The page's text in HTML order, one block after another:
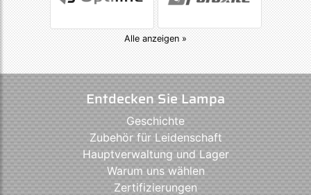
Alle anzeigen »
Entdecken Sie Lampa
Geschichte
Zubehör für Leidenschaft
Hauptverwaltung und Lager
Warum uns wählen
Zertifizierungen